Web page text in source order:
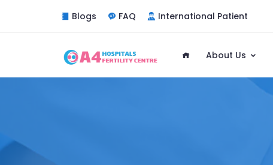
Blogs FAQ International Patient
About Us